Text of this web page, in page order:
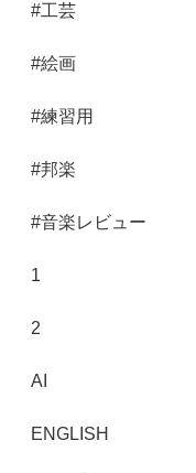
#工芸
#絵画
#練習用
#邦楽
#音楽レビュー
1
2
AI
ENGLISH